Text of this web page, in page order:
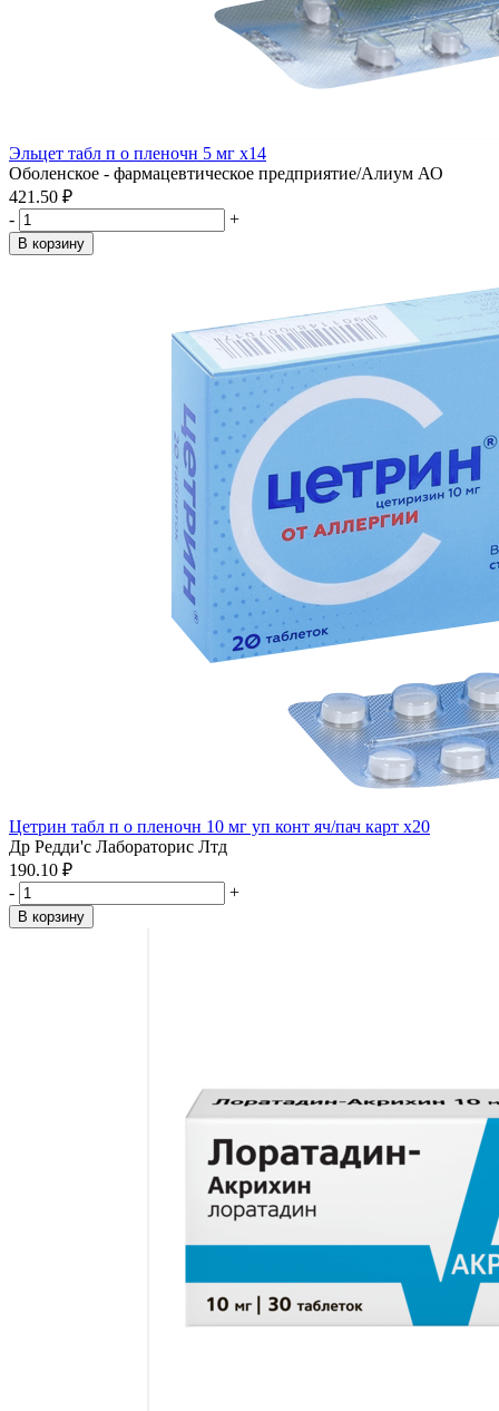
Эльцет табл п о пленочн 5 мг x14
Оболенское - фармацевтическое предприятие/Алиум АО
421.50 ₽
-
+
В корзину
Цетрин табл п о пленочн 10 мг уп конт яч/пач карт x20
Др Редди'с Лабораторис Лтд
190.10 ₽
-
+
В корзину